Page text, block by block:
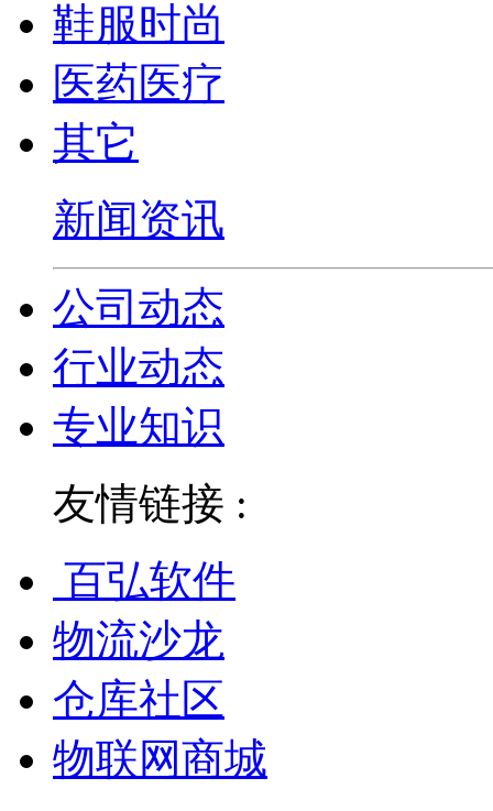
鞋服时尚
医药医疗
其它
新闻资讯
公司动态
行业动态
专业知识
友情链接 :
百弘软件
物流沙龙
仓库社区
物联网商城